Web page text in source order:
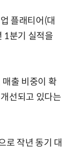
플래티어(대
1분기 실적을
출 비중이 확
선되고 있다는
로 작년 동기 대